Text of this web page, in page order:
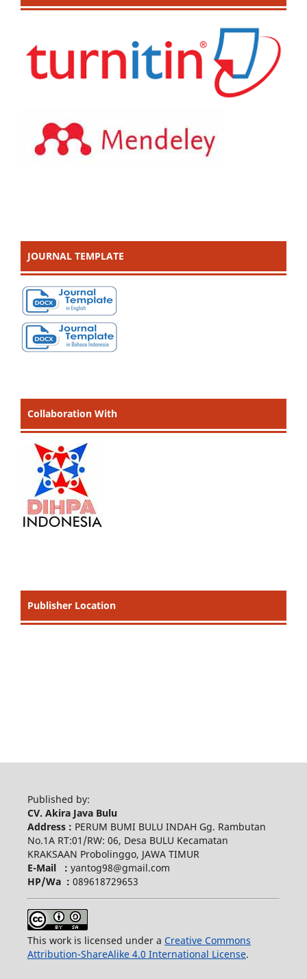
JOURNAL TEMPLATE
Collaboration With
Publisher Location
Published by:
CV. Akira Java Bulu
Address : PERUM BUMI BULU INDAH Gg. Rambutan
No.1A RT:01/RW: 06, Desa BULU Kecamatan
KRAKSAAN Probolinggo, JAWA TIMUR
E-Mail : yantog98@gmail.com
HP/Wa : 089618729653
This work is licensed under a Creative Commons
Attribution-ShareAlike 4.0 International License.